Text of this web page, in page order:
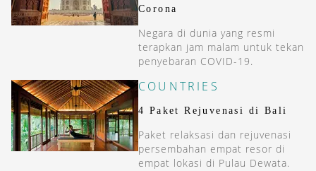
Corona
Negara di dunia yang resmi
terapkan jam malam untuk tekan
penyebaran COVID-19.
COUNTRIES
4 Paket Rejuvenasi di Bali
Paket relaksasi dan rejuvenasi
persembahan empat resor di
empat lokasi di Pulau Dewata.